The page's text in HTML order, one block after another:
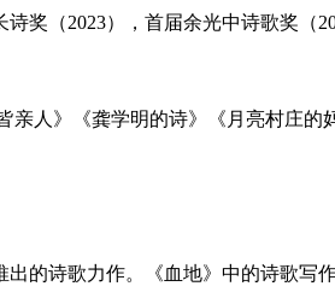
奖（2023），首届余光中诗歌奖（
人》《龚学明的诗》《月亮村庄
的诗歌力作。《血地》中的诗歌写